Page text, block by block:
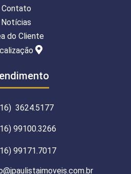
Contato
Notícias
do Cliente
3624.5177
99100.3266
99171.7017